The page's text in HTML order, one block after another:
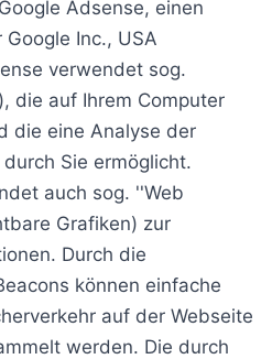
Adsense, einen
Inc., USA
verwendet sog.
die auf Ihrem Computer
die eine Analyse der
Sie ermöglicht.
auch sog. ''Web
Grafiken) zur
Durch die
können einfache
auf der Webseite
werden. Die durch